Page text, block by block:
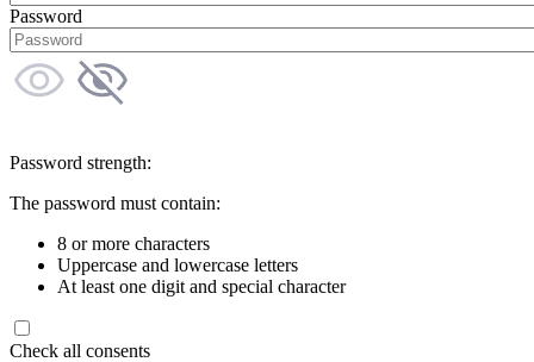
Password
Password strength:
The password must contain:
8 or more characters
Uppercase and lowercase letters
At least one digit and special character
Check all consents